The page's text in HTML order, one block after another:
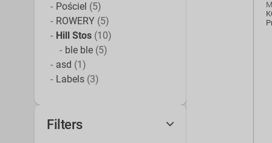
Pościel (5)
ROWERY (5)
Hill Stos (10)
ble ble (5)
asd (1)
Labels (3)
Filters